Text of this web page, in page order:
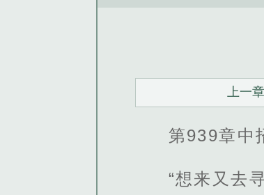
上一章
第939章中
“想来又去